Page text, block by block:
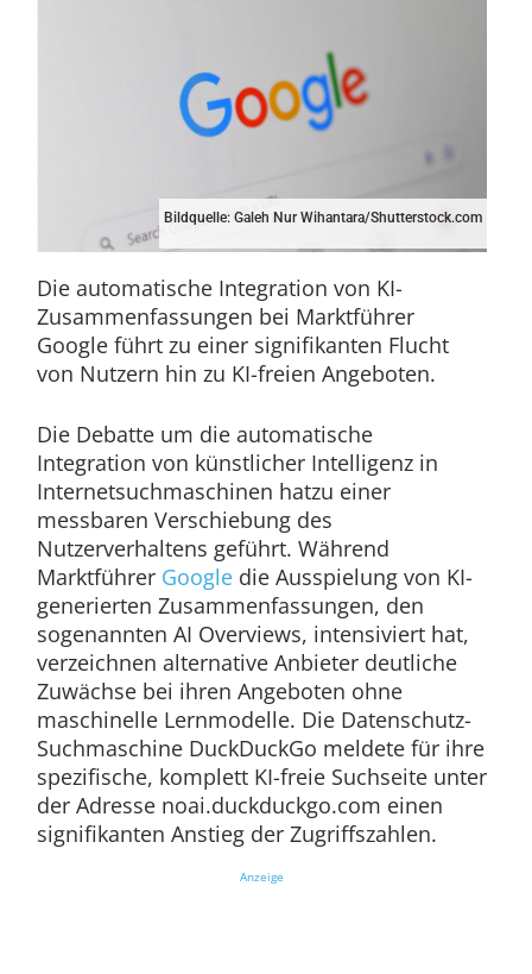
Bildquelle: Galeh Nur Wihantara/Shutterstock.com
Die automatische Integration von KI-
Zusammenfassungen bei Marktführer
Google führt zu einer signifikanten Flucht
von Nutzern hin zu KI-freien Angeboten.
Die Debatte um die automatische
Integration von künstlicher Intelligenz in
Internetsuchmaschinen hatzu einer
messbaren Verschiebung des
Nutzerverhaltens geführt. Während
Marktführer Googledie Ausspielung von KI-
generierten Zusammenfassungen, den
sogenannten AI Overviews, intensiviert hat,
verzeichnen alternative Anbieter deutliche
Zuwächse bei ihren Angeboten ohne
maschinelle Lernmodelle. Die Datenschutz-
Suchmaschine DuckDuckGo meldete für ihre
spezifische, komplett KI-freie Suchseite unter
der Adresse noai.duckduckgo.com einen
signifikanten Anstieg der Zugriffszahlen.
Anzeige